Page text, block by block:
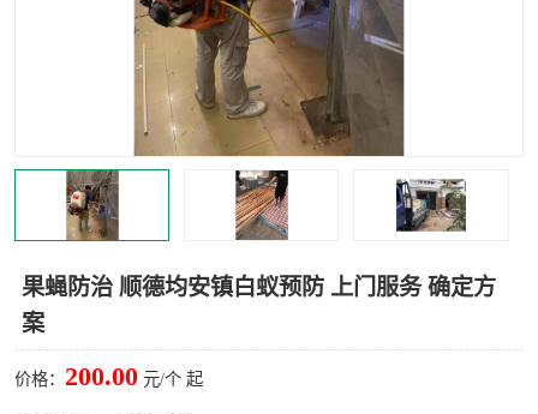
果蝇防治 顺德均安镇白蚁预防 上门服务 确定方
案
价格： 200.00 元/个 起
灭跳蚤
灭蟑螂
果蝇防治
害虫防治